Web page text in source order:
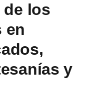
de los
en
y